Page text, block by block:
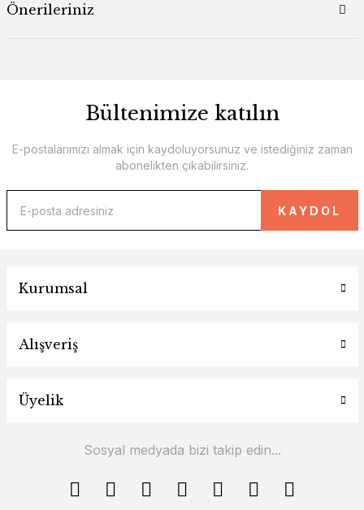
Önerileriniz
Bültenimize katılın
E-postalarımızı almak için kaydoluyorsunuz ve istediğiniz zaman
abonelikten çıkabilirsiniz.
KAYDOL
Kurumsal
Alışveriş
Üyelik
Sosyal medyada bizi takip edin...